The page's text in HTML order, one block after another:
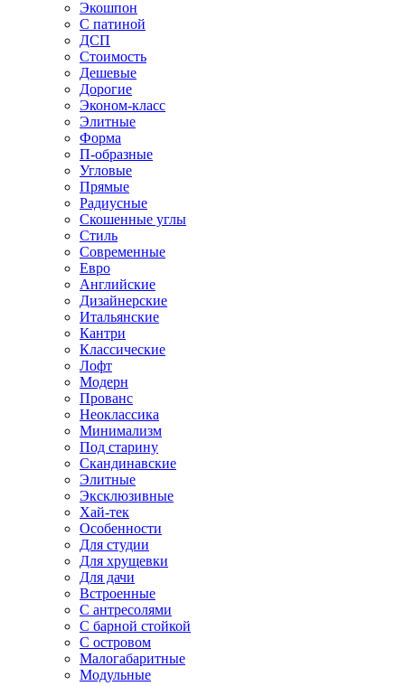
Экошпон
С патиной
ДСП
Стоимость
Дешевые
Дорогие
Эконом-класс
Элитные
Форма
П-образные
Угловые
Прямые
Радиусные
Скошенные углы
Стиль
Современные
Евро
Английские
Дизайнерские
Итальянские
Кантри
Классические
Лофт
Модерн
Прованс
Неоклассика
Минимализм
Под старину
Скандинавские
Элитные
Эксклюзивные
Хай-тек
Особенности
Для студии
Для хрущевки
Для дачи
Встроенные
С антресолями
С барной стойкой
С островом
Малогабаритные
Модульные